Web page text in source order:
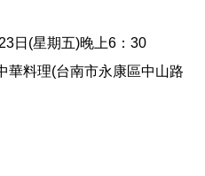
日(星期五)晚上6：30
華料理(台南市永康區中山路